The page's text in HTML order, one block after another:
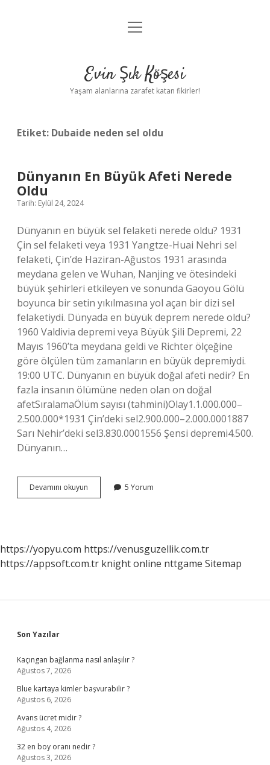
Anasayfa
Yasal Uyarı
menüyü
Evin Şık Köşesi
Yaşam alanlarına zarafet katan fikirler!
Etiket: Dubaide neden sel oldu
Dünyanın En Büyük Afeti Nerede
Oldu
Tarih: Eylül 24, 2024
Dünyanın en büyük sel felaketi nerede oldu? 1931
Çin sel felaketi veya 1931 Yangtze-Huai Nehri sel
felaketi, Çin’de Haziran-Ağustos 1931 arasında
meydana gelen ve Wuhan, Nanjing ve ötesindeki
büyük şehirleri etkileyen ve sonunda Gaoyou Gölü
boyunca bir setin yıkılmasına yol açan bir dizi sel
felaketiydi. Dünyada en büyük deprem nerede oldu?
1960 Valdivia depremi veya Büyük Şili Depremi, 22
Mayıs 1960’ta meydana geldi ve Richter ölçeğine
göre ölçülen tüm zamanların en büyük depremiydi.
19:00 UTC. Dünyanın en büyük doğal afeti nedir? En
fazla insanın ölümüne neden olan on doğal
afetSıralamaÖlüm sayısı (tahmini)Olay1.1.000.000–
2.500.000*1931 Çin’deki sel2.900.000–2.000.0001887
Sarı Nehir’deki sel3.830.0001556 Şensi depremi4.500.
Dünyanın…
Devamını okuyun Dünyanın
En
5 Yorum
https://yopyu.com https://venusguzellik.com.tr
https://appsoft.com.tr knight online nttgame Sitemap
Sidebar
Son Yazılar
Kaçıngan bağlanma nasıl anlaşılır ?
Ağustos 7, 2026
Blue kartaya kimler başvurabilir ?
Ağustos 6, 2026
Avans ücret midir ?
Ağustos 4, 2026
32 en boy oranı nedir ?
Ağustos 3, 2026